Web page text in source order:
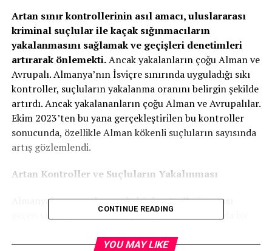
Artan sınır kontrollerinin asıl amacı, uluslararası
kriminal suçlular ile kaçak sığınmacıların
yakalanmasını sağlamak ve geçişleri denetimleri
artırarak önlemekti.Ancak yakalanların çoğu Alman ve
Avrupalı. Almanya’nın İsviçre sınırında uyguladığı sıkı
kontroller, suçluların yakalanma oranını belirgin şekilde
artırdı. Ancak yakalananların çoğu Alman ve Avrupalılar.
Ekim 2023’ten bu yana gerçekleştirilen bu kontroller
sonucunda, özellikle Alman kökenli suçluların sayısında
artış gözlemlendi.
Artan Kontroller ve Suçluların Yakalınması
Almanya’nın sınırda uyguladığı kontrollerin sayısı
geçen yılın aynı dönemine göre yüzde 67 oranında bir
toplam 889 tutuklama gerçekleşti. Ancak, bu artış ağır
CONTINUE READING
YOU MAY LIKE